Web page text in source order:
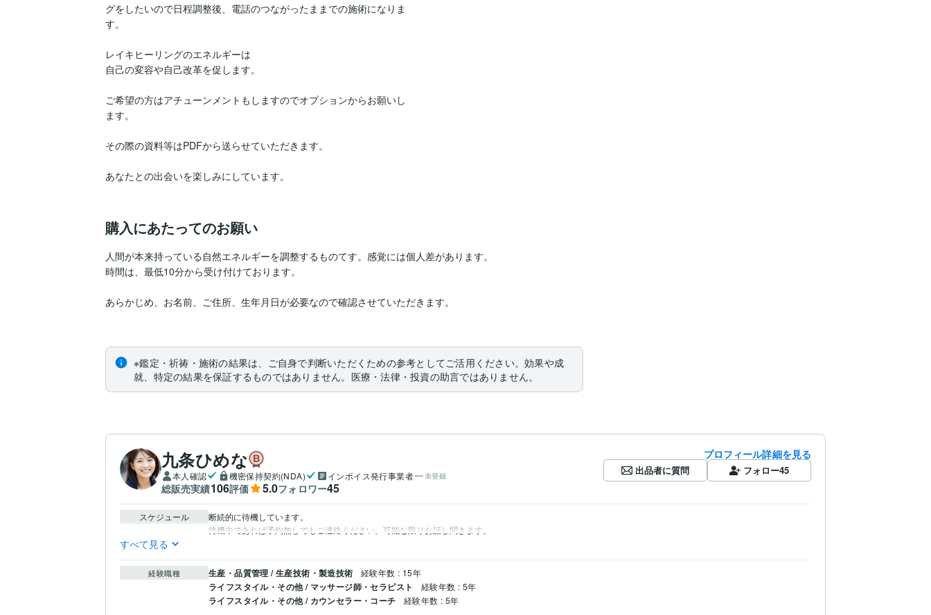
グをしたいので日程調整後、電話のつながったままでの施術になりま
す。
レイキヒーリングのエネルギーは
自己の変容や自己改革を促します。
ご希望の方はアチューンメントもしますのでオプションからお願いし
ます。
その際の資料等はPDFから送らせていただきます。
あなたとの出会いを楽しみにしています。
購入にあたってのお願い
人間が本来持っている自然エネルギーを調整するものてす。感覚には個人差があります。
時間は、最低10分から受け付けております。
あらかじめ、お名前、ご住所、生年月日が必要なので確認させていただきます。
※鑑定・祈祷・施術の結果は、ご自身で判断いただくための参考としてご活用ください。効果や成
就、特定の結果を保証するものではありません。医療・法律・投資の助言ではありません。
九条ひめな
本人確認 機密保持契約(NDA) インボイス発行事業者 未登録
総販売実績106評価 5.0フォロワー45
プロフィール詳細を見る
出品者に質問 フォロー45
スケジュール
断続的に待機しています。
すべて見る
経験職種 生産・品質管理 / 生産技術・製造技術 経験年数 : 15年
ライフスタイル・その他 / マッサージ師・セラピスト 経験年数 : 5年
ライフスタイル・その他 / カウンセラー・コーチ 経験年数 : 5年